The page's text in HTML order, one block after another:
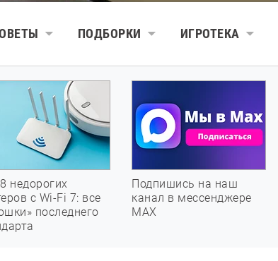
ПОДБОРКИ ИГРОТЕКА
недорогих
с Wi-Fi 7: все
последнего
Подпишись на наш
канал в мессенджере
МАХ